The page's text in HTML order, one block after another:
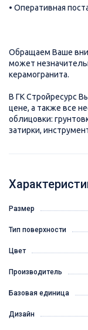
• Оперативная
Обращаем Ваше
может
керамогранита.
В ГК Стройресурс
цене, а также все
облицовки:
затирки,
Размер
Тип поверхности
Цвет
Производитель
Базовая единица
Дизайн